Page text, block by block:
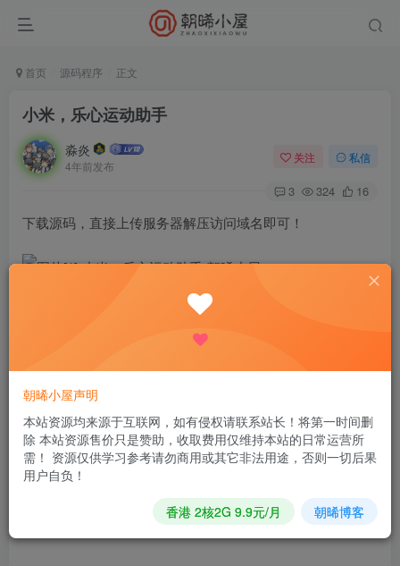
首页 源码程序 正文
小米，乐心运动助手
淼炎
4年前发布
关注 私信
3 324 16
下载源码，直接上传服务器解压访问域名即可！
*该资源需回复评论后下载，马上去发表评论?
©下载资源版权归作者所有；本站所有资源均来源于网络，仅供学
习使用，请支持正版！
朝晞小屋声明
本站资源均来源于互联网，如有侵权请联系站长！将第一时间删
除 本站资源售价只是赞助，收取费用仅维持本站的日常运营所
需！ 资源仅供学习参考请勿商用或其它非法用途，否则一切后果
用户自负！
香港 2核2G 9.9元/月 朝晞博客